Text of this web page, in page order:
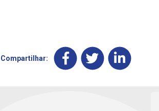
Compartilhar: